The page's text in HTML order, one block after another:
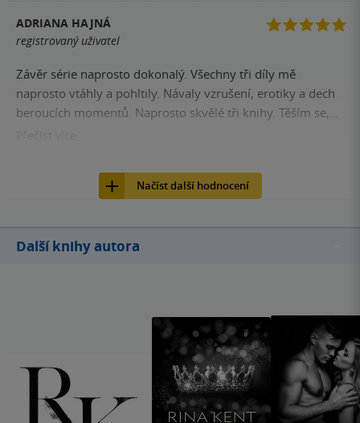
ADRIANA HAJNÁ
registrovaný uživatel
Závěr série naprosto dokonalý. Všechny tři díly mě
naprosto vtáhly a pohltily. Návaly vzrušení, erotiky a dech
beroucích momentů. Naprosto skvělé tři knihy. Těším se,
že vyjdou v sérii RES i příběhy ostatních jezdců, hlavně Kim
Přečíst
Načíst další hodnocení
Další knihy autora